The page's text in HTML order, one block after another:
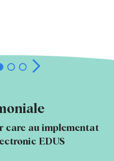
care au implementat
EDUS